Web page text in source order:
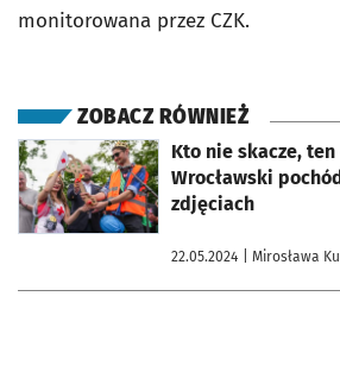
monitorowana przez CZK.
ZOBACZ RÓWNIEŻ
Kto nie skacze,
Wrocławski
zdjęciach
22.05.2024 | Mirosława
otworzy się w nowej karcie